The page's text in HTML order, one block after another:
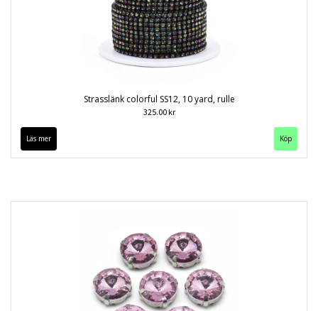
Strasslänk colorful SS12, 10 yard, rulle
325.00 kr
Läs mer